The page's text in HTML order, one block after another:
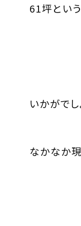
61坪とい
いかがでし
なかなか